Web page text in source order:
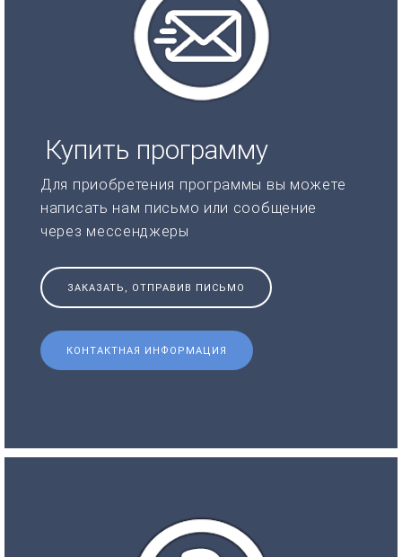
Купить программу
Для приобретения программы вы можете
написать нам письмо или сообщение
через мессенджеры
ЗАКАЗАТЬ, ОТПРАВИВ ПИСЬМО
КОНТАКТНАЯ ИНФОРМАЦИЯ